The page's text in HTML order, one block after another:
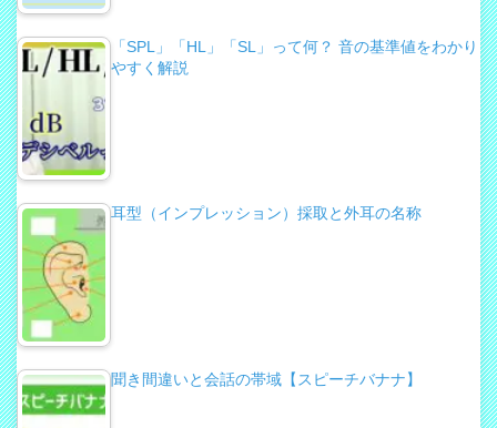
「SPL」「HL」「SL」って何？ 音の基準値をわかり
やすく解説
耳型（インプレッション）採取と外耳の名称
聞き間違いと会話の帯域【スピーチバナナ】